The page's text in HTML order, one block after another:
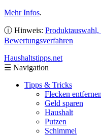
Mehr Infos.
ⓘ Hinweis:
Bewertungsverfahren
Haushaltstipps.net
☰ Navigation
Tipps & Tricks
Flecken entfernen
Geld sparen
Haushalt
Putzen
Schimmel